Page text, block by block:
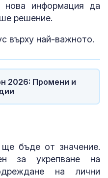
информация да
решение.
върху най-важното.
2026: Промени и
бъде от значение.
за укрепване на
на лични